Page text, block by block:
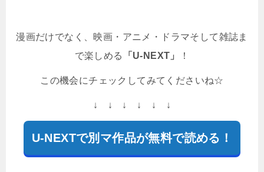
漫画だけでなく、映画・アニメ・ドラマそして雑誌ま
で楽しめる
「U-NEXT」 ！
この機会にチェックしてみてくださいね☆
↓ ↓ ↓ ↓ ↓ ↓
U-NEXTで別マ作品が無料で読める！